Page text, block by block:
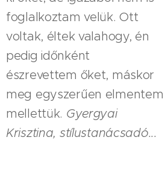
foglalkoztam velük. Ott
voltak, éltek valahogy, én
pedig időnként
észrevettem őket, máskor
meg egyszerűen elmentem
mellettük. Gyergyai
Krisztina, stílustanácsadó...